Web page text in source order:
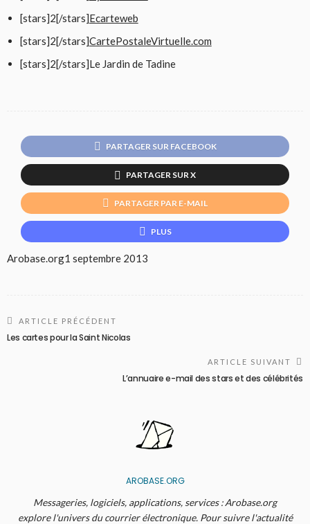
[stars]2[/stars]Ecarteweb
[stars]2[/stars]CartePostaleVirtuelle.com
[stars]2[/stars]Le Jardin de Tadine
PARTAGER SUR FACEBOOK
PARTAGER SUR X
PARTAGER PAR E-MAIL
PLUS
Arobase.org1 septembre 2013
ARTICLE PRÉCÉDENT
Les cartes pour la Saint Nicolas
ARTICLE SUIVANT
L’annuaire e-mail des stars et des célébrités
AROBASE.ORG
Messageries, logiciels, applications, services : Arobase.org
explore l'univers du courrier électronique. Pour suivre l'actualité